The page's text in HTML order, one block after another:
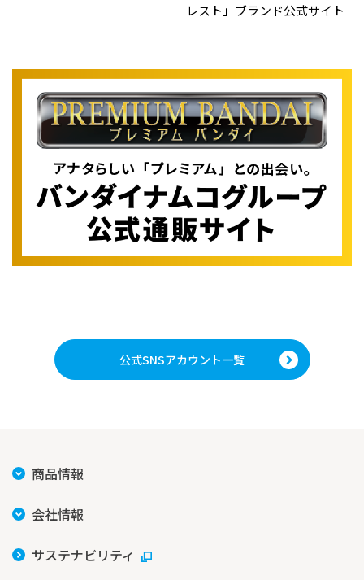
レスト」ブランド公式サイト
公式SNSアカウント一覧
商品情報
会社情報
サステナビリティ